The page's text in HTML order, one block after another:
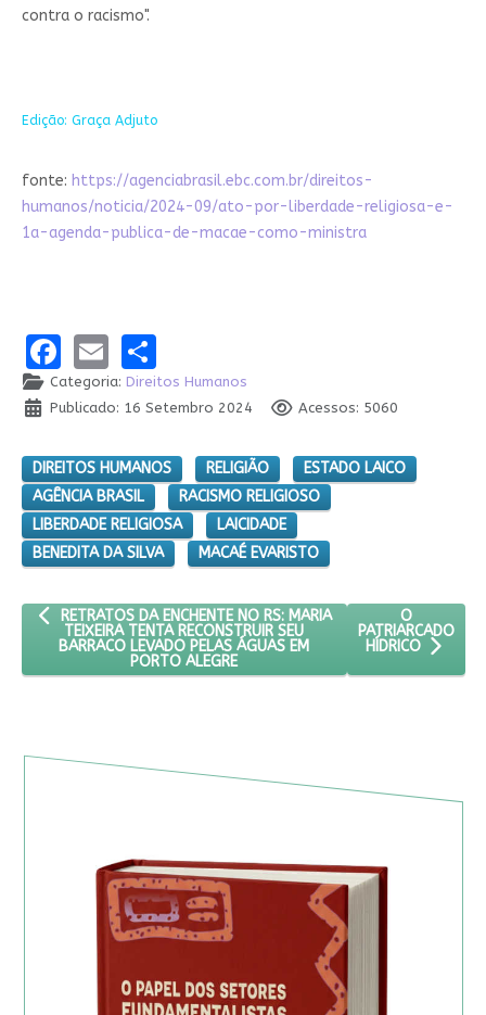
contra o racismo".
Edição: Graça Adjuto
fonte: https://agenciabrasil.ebc.com.br/direitos-
humanos/noticia/2024-09/ato-por-liberdade-religiosa-e-
1a-agenda-publica-de-macae-como-ministra
Facebook
EmailShare
Categoria: Direitos Humanos
Publicado: 16 Setembro 2024
Acessos: 5060
DIREITOS HUMANOS RELIGIÃO
ESTADO LAICO
AGÊNCIA BRASIL
RACISMO RELIGIOSO
LIBERDADE RELIGIOSA
LAICIDADE
BENEDITA DA SILVA
MACAÉ EVARISTO
ARTIGO ANTERIOR: RETRATOS DA ENCHENTE NO RS: MARIA
RETRATOS DA ENCHENTE NO RS: MARIA
TEIXEIRA TENTA RECONSTRUIR SEU
BARRACO LEVADO PELAS ÁGUAS EM
PORTO ALEGRE
PRÓXIMO
O
PATRIARCADO
HÍDRICO